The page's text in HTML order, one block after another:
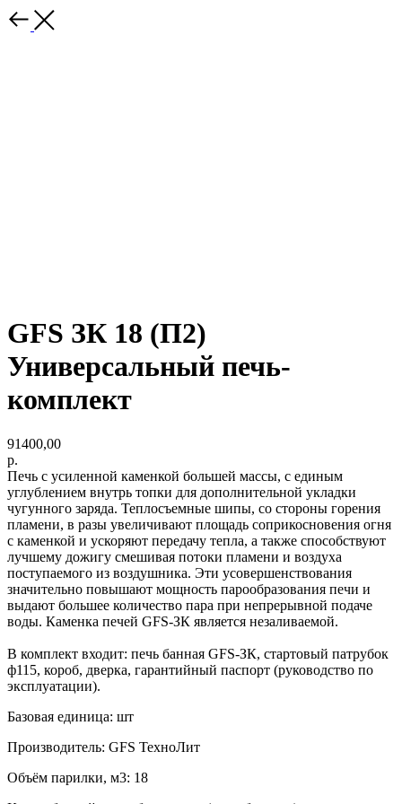
GFS ЗК 18 (П2)
Универсальный печь-
комплект
91400,00
р.
Печь с усиленной каменкой большей массы, с единым
углублением внутрь топки для дополнительной укладки
чугунного заряда. Теплосъемные шипы, со стороны горения
пламени, в разы увеличивают площадь соприкосновения огня
с каменкой и ускоряют передачу тепла, а также способствуют
лучшему дожигу смешивая потоки пламени и воздуха
поступаемого из воздушника. Эти усовершенствования
значительно повышают мощность парообразования печи и
выдают большее количество пара при непрерывной подаче
воды. Каменка печей GFS-ЗК является незаливаемой.
В комплект входит: печь банная GFS-ЗК, стартовый патрубок
ф115, короб, дверка, гарантийный паспорт (руководство по
эксплуатации).
Базовая единица: шт
Производитель: GFS ТехноЛит
Объём парилки, м3: 18